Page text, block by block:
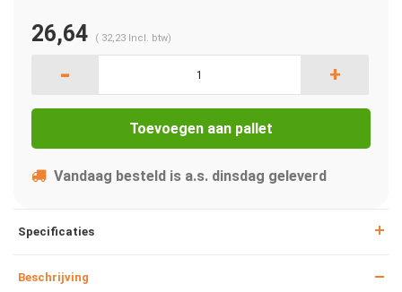
26,64 ( 32,23 Incl. btw)
- +
Toevoegen aan pallet
Vandaag besteld is a.s. dinsdag geleverd
Specificaties
Beschrijving